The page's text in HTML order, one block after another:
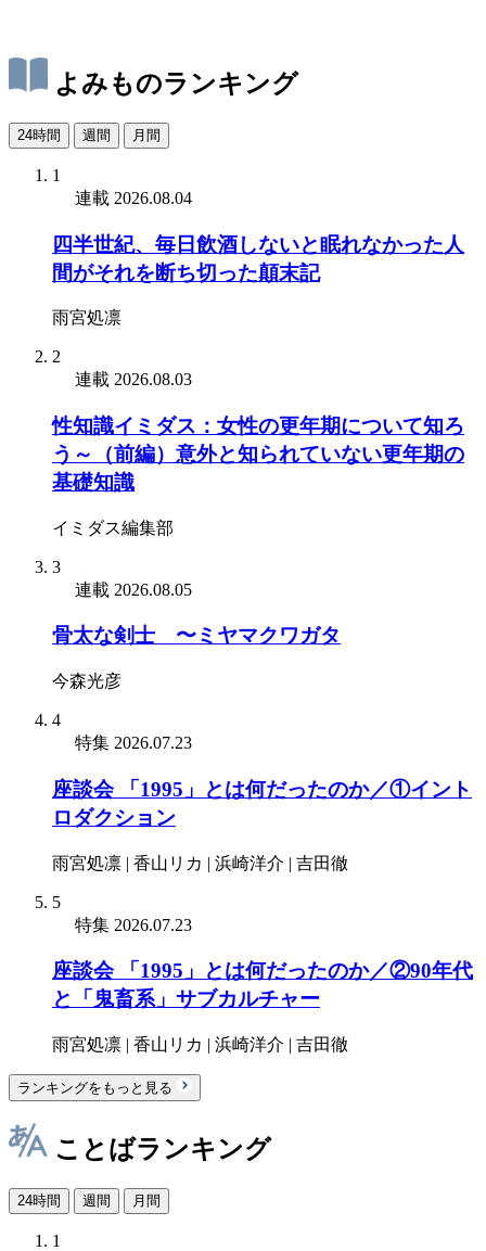
よみものランキング
24時間 週間 月間
1
連載 2026.08.04
四半世紀、毎日飲酒しないと眠れなかった人
間がそれを断ち切った顛末記
雨宮処凛
2
連載 2026.08.03
性知識イミダス：女性の更年期について知ろ
う～（前編）意外と知られていない更年期の
基礎知識
イミダス編集部
3
連載 2026.08.05
骨太な剣士 〜ミヤマクワガタ
今森光彦
4
特集 2026.07.23
座談会 「1995」とは何だったのか／①イント
ロダクション
雨宮処凛 | 香山リカ | 浜崎洋介 | 吉田徹
5
特集 2026.07.23
座談会 「1995」とは何だったのか／②90年代
と「鬼畜系」サブカルチャー
雨宮処凛 | 香山リカ | 浜崎洋介 | 吉田徹
ランキングをもっと見る
ことばランキング
24時間 週間 月間
1